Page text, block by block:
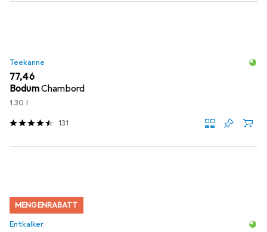
Teekanne
EUR
77,46
BodumChambord
1.30 l
131
MENGENRABATT
Entkalker